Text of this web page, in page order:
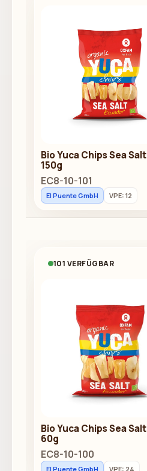
Bio Yuca Chips Sea Salt
150g
EC8-10-101
El Puente GmbH VPE: 12
101 VERFÜGBAR
Bio Yuca Chips Sea Salt
60g
EC8-10-100
El Puente GmbH VPE: 24